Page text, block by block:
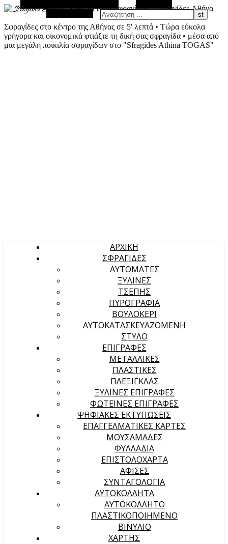
Σφραγίδες στο κέντρο της Αθήνας σε 5' λεπτά • Τώρα εύκολα
γρήγορα και οικονομικά φτιάξτε τη δική σας σφραγίδα • μέσα από
μια μεγάλη ποικιλία σφραγίδων στο "Sfragides Athina TOGAS"
Τυχαίο Άρθρο
Αναζήτηση
ΑΡΧΙΚΉ
ΣΦΡΑΓΙΔΕΣ
ΑΥΤΟΜΑΤΕΣ
ΞΥΛΙΝΕΣ
ΤΣΕΠΗΣ
ΠΥΡΟΓΡΑΦΙΑ
ΒΟΥΛΟΚΕΡΙ
ΑΥΤΟΚΑΤΑΣΚΕΥΑΖΟΜΕΝΗ
ΣΤΥΛΟ
ΕΠΙΓΡΑΦΕΣ
ΜΕΤΑΛΛΙΚΕΣ
ΠΛΑΣΤΙΚΕΣ
ΠΛΕΞΙΓΚΛΑΣ
ΞΥΛΙΝΕΣ ΕΠΙΓΡΑΦΕΣ
ΦΩΤΕΙΝΕΣ ΕΠΙΓΡΑΦΕΣ
ΨΗΦΙΑΚΕΣ ΕΚΤΥΠΩΣΕΙΣ
ΕΠΑΓΓΕΛΜΑΤΙΚΕΣ ΚΑΡΤΕΣ
ΜΟΥΣΑΜΑΔΕΣ
ΦΥΛΛΑΔΙΑ
ΕΠΙΣΤΟΛΟΧΑΡΤΑ
ΑΦΙΣΕΣ
ΣΥΝΤΑΓΟΛΟΓΙΑ
ΑΥΤΟΚΟΛΛΗΤΑ
ΑΥΤΟΚΟΛΛΗΤΟ
ΠΛΑΣΤΙΚΟΠΟΙΗΜΕΝΟ
ΒΙΝΥΛΙΟ
ΧΑΡΤΗΣ